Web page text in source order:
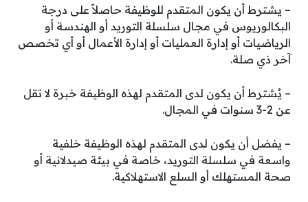
– يشترط أن يكون المتقدم للوظيفة حاصلاً على درجة
البكالوريوس في مجال سلسلة التوريد أو الهندسة أو
الرياضيات أو إدارة العمليات أو إدارة الأعمال أو أي تخصص
آخر ذي صلة.
– يُشترط أن يكون لدى المتقدم لهذه الوظيفة خبرة لا تقل
عن 2-3 سنوات في المجال.
– يفضل أن يكون لدى المتقدم لهذه الوظيفة خلفية
واسعة في سلسلة التوريد، خاصة في بيئة صيدلانية أو
صحة المستهلك أو السلع الاستهلاكية.